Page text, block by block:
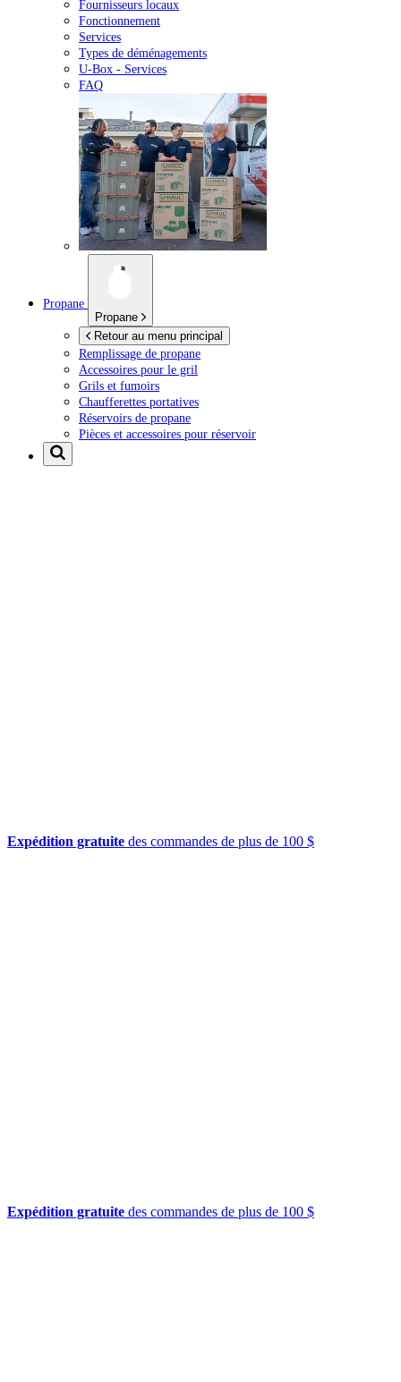
Fournisseurs locaux
Fonctionnement
Services
Types de déménagements
U-Box - Services
FAQ
Propane
Propane
Retour au menu principal
Remplissage de propane
Accessoires pour le gril
Grils et fumoirs
Chaufferettes portatives
Réservoirs de propane
Pièces et accessoires pour réservoir
Expédition gratuite des commandes de plus de 100 $
Expédition gratuite des commandes de plus de 100 $